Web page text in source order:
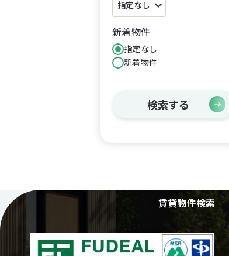
新着物件
指定なし
新着物件
検索する
賃貸物件検索